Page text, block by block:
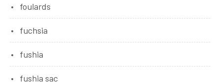
foulards
fuchsia
fushia
fushia sac